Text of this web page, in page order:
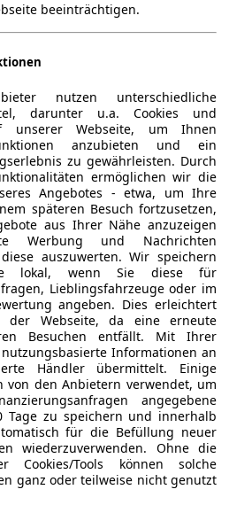
beeinträchtigen.
nutzen unterschiedliche
darunter u.a. Cookies und
unserer Webseite, um Ihnen
anzubieten und ein
zu gewährleisten. Durch
ermöglichen wir die
Angebotes - etwa, um Ihre
späteren Besuch fortzusetzen,
aus Ihrer Nähe anzuzeigen
Werbung und Nachrichten
auszuwerten. Wir speichern
lokal, wenn Sie diese für
Lieblingsfahrzeuge oder im
angeben. Dies erleichtert
Webseite, da eine erneute
Besuchen entfällt. Mit Ihrer
Informationen an
Händler übermittelt. Einige
von den Anbietern verwendet, um
angegebene
Tage zu speichern und innerhalb
für die Befüllung neuer
wiederzuverwenden. Ohne die
Cookies/Tools können solche
ganz oder teilweise nicht genutzt